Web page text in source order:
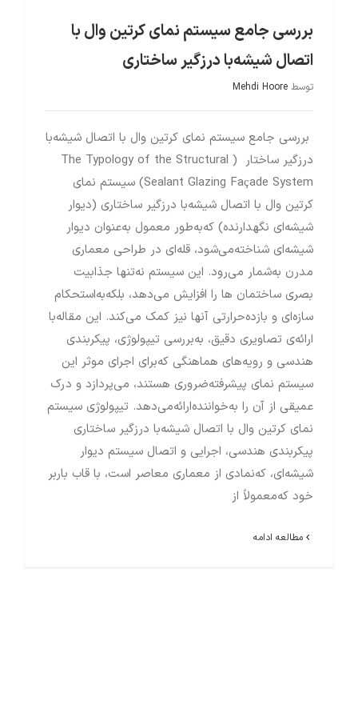
بررسی جامع سیستم نمای کرتین وال با
اتصال شیشه‌با درزگیر ساختاری
توسط Mehdi Hoore
بررسی جامع سیستم نمای کرتین وال با اتصال شیشه‌با
درزگیر ساختار ( The Typology of the Structural
Sealant Glazing Façade System) سیستم نمای
کرتین وال با اتصال شیشه‌با درزگیر ساختاری (دیوار
شیشه‌ای نگهدارنده) که‌به‌طور معمول به‌عنوان دیوار
شیشه‌ای شناخته‌می‌شود، قله‌ای در طراحی معماری
مدرن به‌شمار می‌رود. این سیستم نه‌تنها جذابیت
بصری ساختمان ها را افزایش می‌دهد، بلکه‌به‌استحکام
سازه‌ای و بازده‌حرارتی آنها نیز کمک می‌کند. این مقاله‌با
ارائه‌ی تصاویری دقیق، به‌بررسی تیپولوژی، پیکربندی
هندسی و رویه‌های هماهنگی که‌برای اجرای موثر این
سیستم نمای پیشرفته‌ضروری هستند، می‌پردازد و درک
عمیقی از آن را به‌خواننده‌ارائه‌می‌دهد. تیپولوژی سیستم
نمای کرتین وال با اتصال شیشه‌با درزگیر ساختاری
پیکربندی هندسی، اجرایی و اتصال سیستم دیوار
شیشه‌ای، که‌نمادی از معماری معاصر است، با قاب باربر
خود که‌معمولاً از
مطالعه ادامه